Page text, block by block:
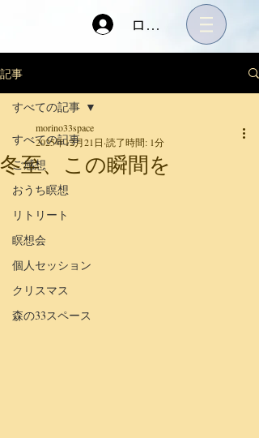
ログイン
記事
すべての記事
ご感想
おうち瞑想
リトリート
瞑想会
個人セッション
クリスマス
森の33スペース
すべての記事
冬至、この瞬間を
morino33space
2025年12月21日 読了時間: 1分